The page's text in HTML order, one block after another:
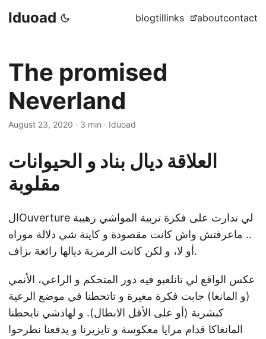
Iduoad blogtillinks aboutcontact
The promised
Neverland
August 23, 2020 · 3 min · Iduoad
العلاقة ديال بناد و الحيوانات
مقلوبة
الOuverture لي تدارت على فكرة تربية المواشي رهيبة
.. ماعرفتش واش كانت مقصودة و كاينة شي دلالة موراه
أو لا، و لكن كانت الرمزية ديالها رائعة بزاف.
عكس الواقع لي تانلعبو فيه دور المتحكم و الراعي، الأنمي
(و المانغا) جابت فكرة مغيرة و تاتحطنا في موضع الرعية
كبشرية (أو على الأقل الابطال). و لهاذشي تايحطنا
المانغاكا قدام مرايا معكوسة و تايزيرنا و يدفعنا نطرحوا